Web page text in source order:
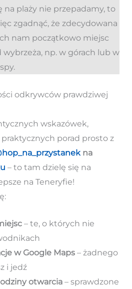
na plaży nie przepadamy, to
zgadnąć, że zdecydowana
nam początkowo miejsc
wybrzeża, np. w górach lub w
odkrywców prawdziwej
wskazówek,
porad prosto z
na
– to tam dzielę się na
na Teneryfie!
– te, o których nie
w Google Maps– żadnego
i jedź
otwarcia– sprawdzone